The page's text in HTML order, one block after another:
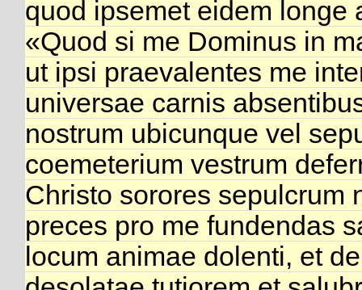
quod ipsemet eidem longe
«Quod si me Dominus in
ut ipsi praevalentes me
universae carnis
nostrum ubicunque vel
coemeterium vestrum
Christo sorores sepulcrum
preces pro me fundendas
locum animae dolenti, et